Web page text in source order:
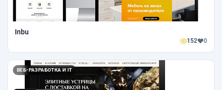
Inbu
152 0
ВЕБ-РАЗРАБОТКА И IT